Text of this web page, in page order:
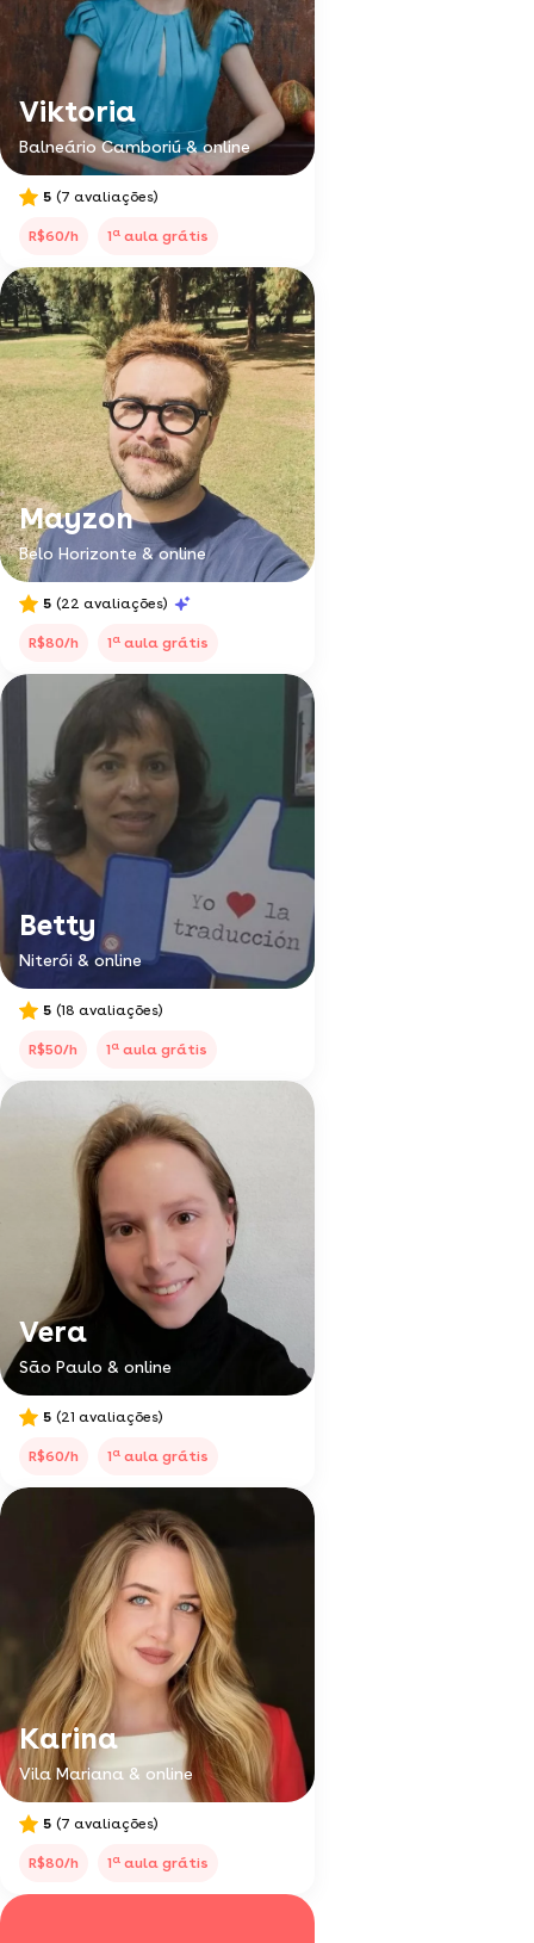
Viktoria
Balneário Camboriú & online
5 (7 avaliações)
R$60/h 1a aula grátis
Mayzon
Belo Horizonte & online
5 (22 avaliações)
R$80/h 1a aula grátis
Betty
Niterói & online
5 (18 avaliações)
R$50/h 1a aula grátis
Vera
São Paulo & online
5 (21 avaliações)
R$60/h 1a aula grátis
Karina
Vila Mariana & online
5 (7 avaliações)
R$80/h 1a aula grátis